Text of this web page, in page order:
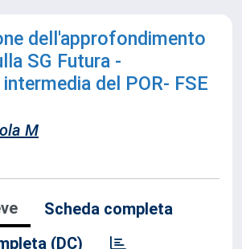
dell'approfondimento
SG Futura -
del POR- FSE
M
Scheda completa
(DC)